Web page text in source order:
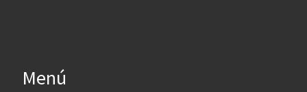
Menú